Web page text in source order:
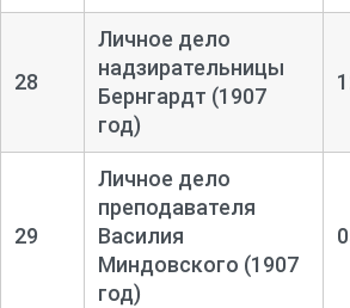
28
Личное дело
надзирательницы
Бернгардт (1907
год)
29
Личное дело
преподавателя
Василия
Миндовского (1907
год)